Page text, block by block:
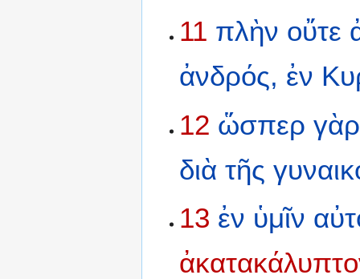
11 πλὴν οὔτε
ἀνδρός, ἐν
12 ὥσπερ γὰρ
διὰ τῆς
13 ἐν ὑμῖν